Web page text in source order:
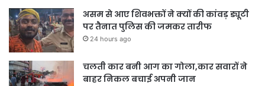
असम से आए शिवभक्तों ने क्यों की कांवड़ ड्यूटी
पर तैनात पुलिस की जमकर तारीफ
24 hours ago
चलती कार बनी आग का गोला,कार सवारों ने
बाहर निकल बचाई अपनी जान